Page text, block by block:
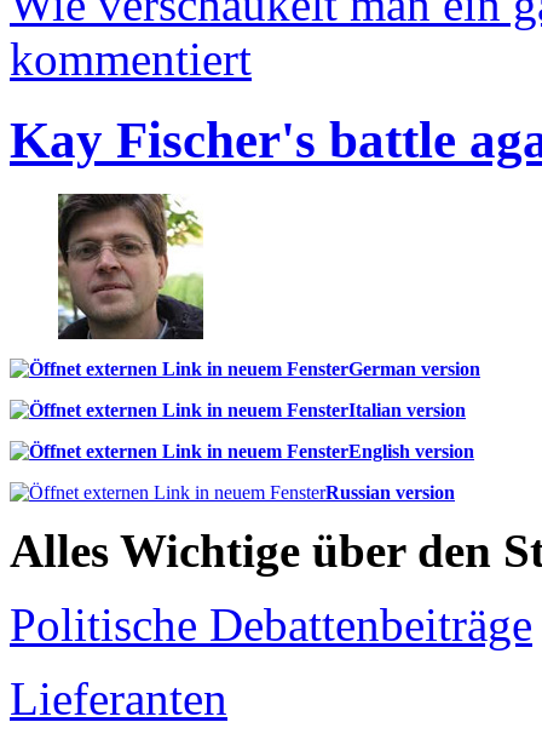
kommentiert
Kay Fischer's battle
German version
Italian version
English version
Russian version
Alles Wichtige über den
Politische Debattenbeiträge
Lieferanten